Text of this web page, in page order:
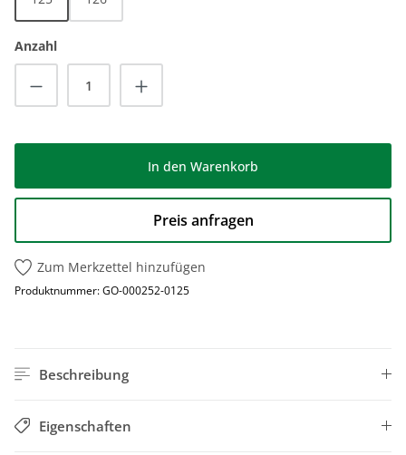
Anzahl
Produkt Anzahl: Gib den gewünschten
In den Warenkorb
Preis anfragen
Zum Merkzettel hinzufügen
Produktnummer:GO-000252-0125
Beschreibung
Eigenschaften